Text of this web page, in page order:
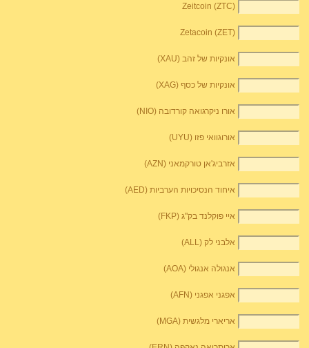
Zeitcoin (ZTC)
Zetacoin (ZET)
אונקיות של זהב (XAU)
אונקיות של כסף (XAG)
אורו ניקרגואה קורדובה (NIO)
אורוגוואי פזו (UYU)
אזרביג'אן טורקמאני (AZN)
איחוד הנסיכויות הערביות (AED)
איי פוקלנד בק"ג (FKP)
אלבני לק (ALL)
אנגולה אנגולי (AOA)
אפגני אפגני (AFN)
אריארי מלגשית (MGA)